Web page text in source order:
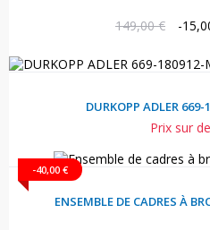
Prix
149,00 € -
DURKOPP ADLER
Prix sur
-40,00 €
ENSEMBLE DE CADRES À